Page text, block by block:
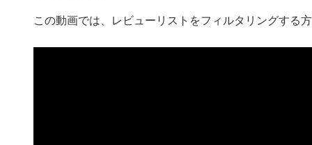
この動画では、レビューリストをフィルタリングする